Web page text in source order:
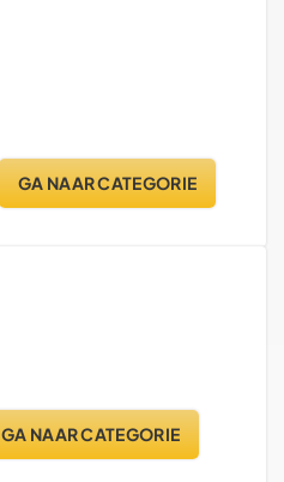
GA NAAR CATEGORIE
GA NAAR CATEGORIE